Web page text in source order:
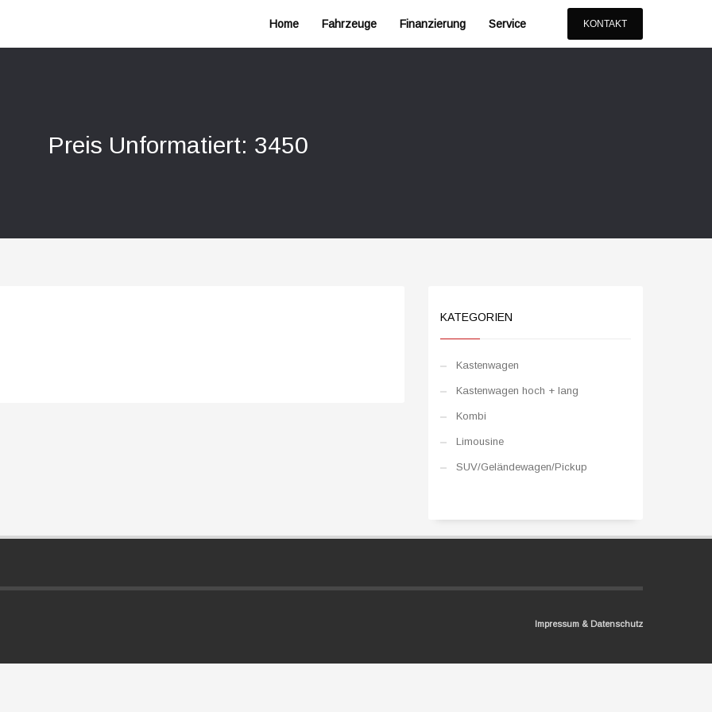
Home Fahrzeuge Finanzierung Service KONTAKT
Preis Unformatiert: 3450
KATEGORIEN
Kastenwagen
Kastenwagen hoch + lang
Kombi
Limousine
SUV/Geländewagen/Pickup
Impressum & Datenschutz